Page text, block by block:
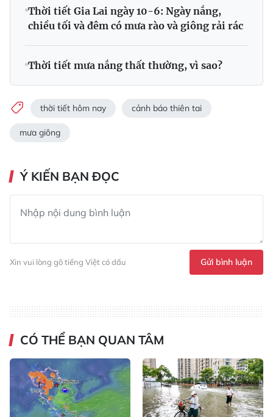
Thời tiết Gia Lai ngày 10-6: Ngày nắng,
chiều tối và đêm có mưa rào và giông rải rác
Thời tiết mưa nắng thất thường, vì sao?
thời tiết hôm nay cảnh báo thiên tai
mưa giông
Ý KIẾN BẠN ĐỌC
Xin vui lòng gõ tiếng Việt có dấu Gửi bình luận
CÓ THỂ BẠN QUAN TÂM